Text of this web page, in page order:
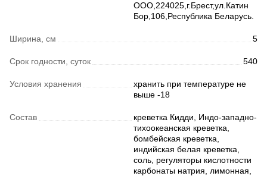
ООО,224025,г.Брест,ул.Катин
Бор,106,Республика Беларусь.
Ширина, см 5
Срок годности, суток 540
Условия хранения
хранить при температуре не
выше -18
Состав
креветка Кидди, Индо-западно-
тихоокеанская креветка,
бомбейская креветка,
индийская белая креветка,
соль, регуляторы кислотности
карбонаты натрия, лимонная,